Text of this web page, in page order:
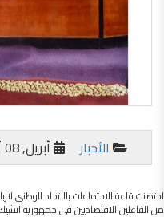
الأخبار أبريل, 08 أبريل 2025
احتضنت قاعة الاجتماعات بالاتحاد الوطني
من الفاعلين الاقتصاديين فى جمهورية